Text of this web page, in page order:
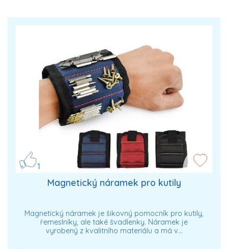
1
Magnetický náramek pro kutily
Magnetický náramek je šikovný pomocník pro kutily,
řemeslníky, ale také švadlenky. Náramek je
vyrobený z kvalitního materiálu a má v…